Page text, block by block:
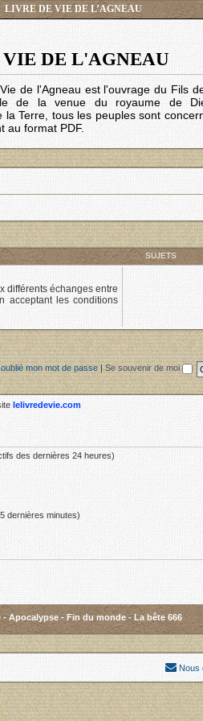
LIVRE DE VIE DE L’AGNEAU
DE L'AGNEAU
de l'Agneau est l'ouvrage du Fils
de la venue du royaume de
Terre, tous les peuples sont
au format PDF.
SUJETS
différents échanges entre
acceptant les conditions
oublié mon mot de passe | Se souvenir de moi
lelivredevie.com
des dernières 24 heures)
dernières minutes)
-Apocalypse - Fin du monde -La bête 666
Nous